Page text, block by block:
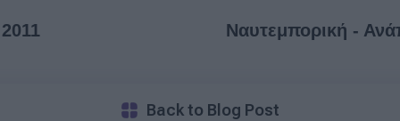
Ναυτεμπορική -
Back to Blog Post